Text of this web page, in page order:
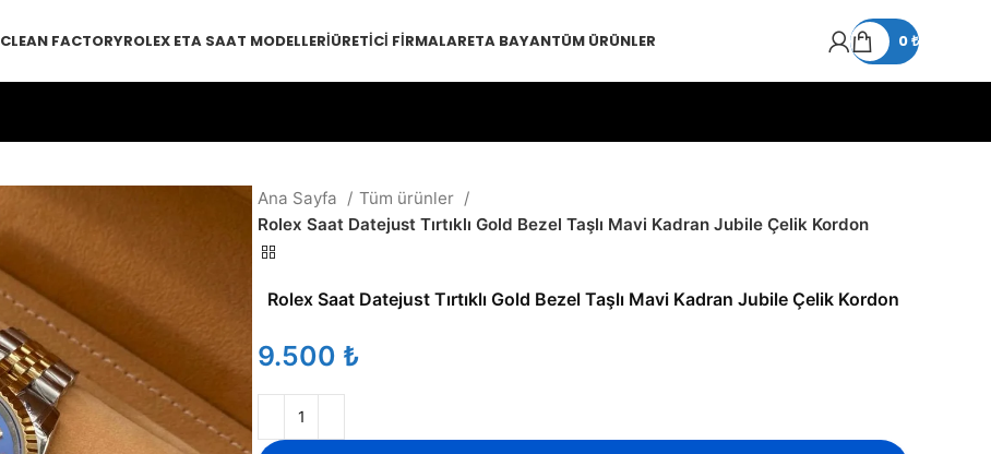
CLEAN FACTORYROLEX ETA SAAT MODELLERIÜRETICI FIRMALARETA BAYANTÜM ÜRÜNLER 0₺
Ana Sayfa
Tüm ürünler
Rolex Saat Datejust Tırtıklı Gold Bezel Taşlı Mavi Kadran Jubile Çelik Kordon
Rolex Saat Datejust Tırtıklı Gold Bezel Taşlı Mavi Kadran Jubile Çelik Kordon
₺